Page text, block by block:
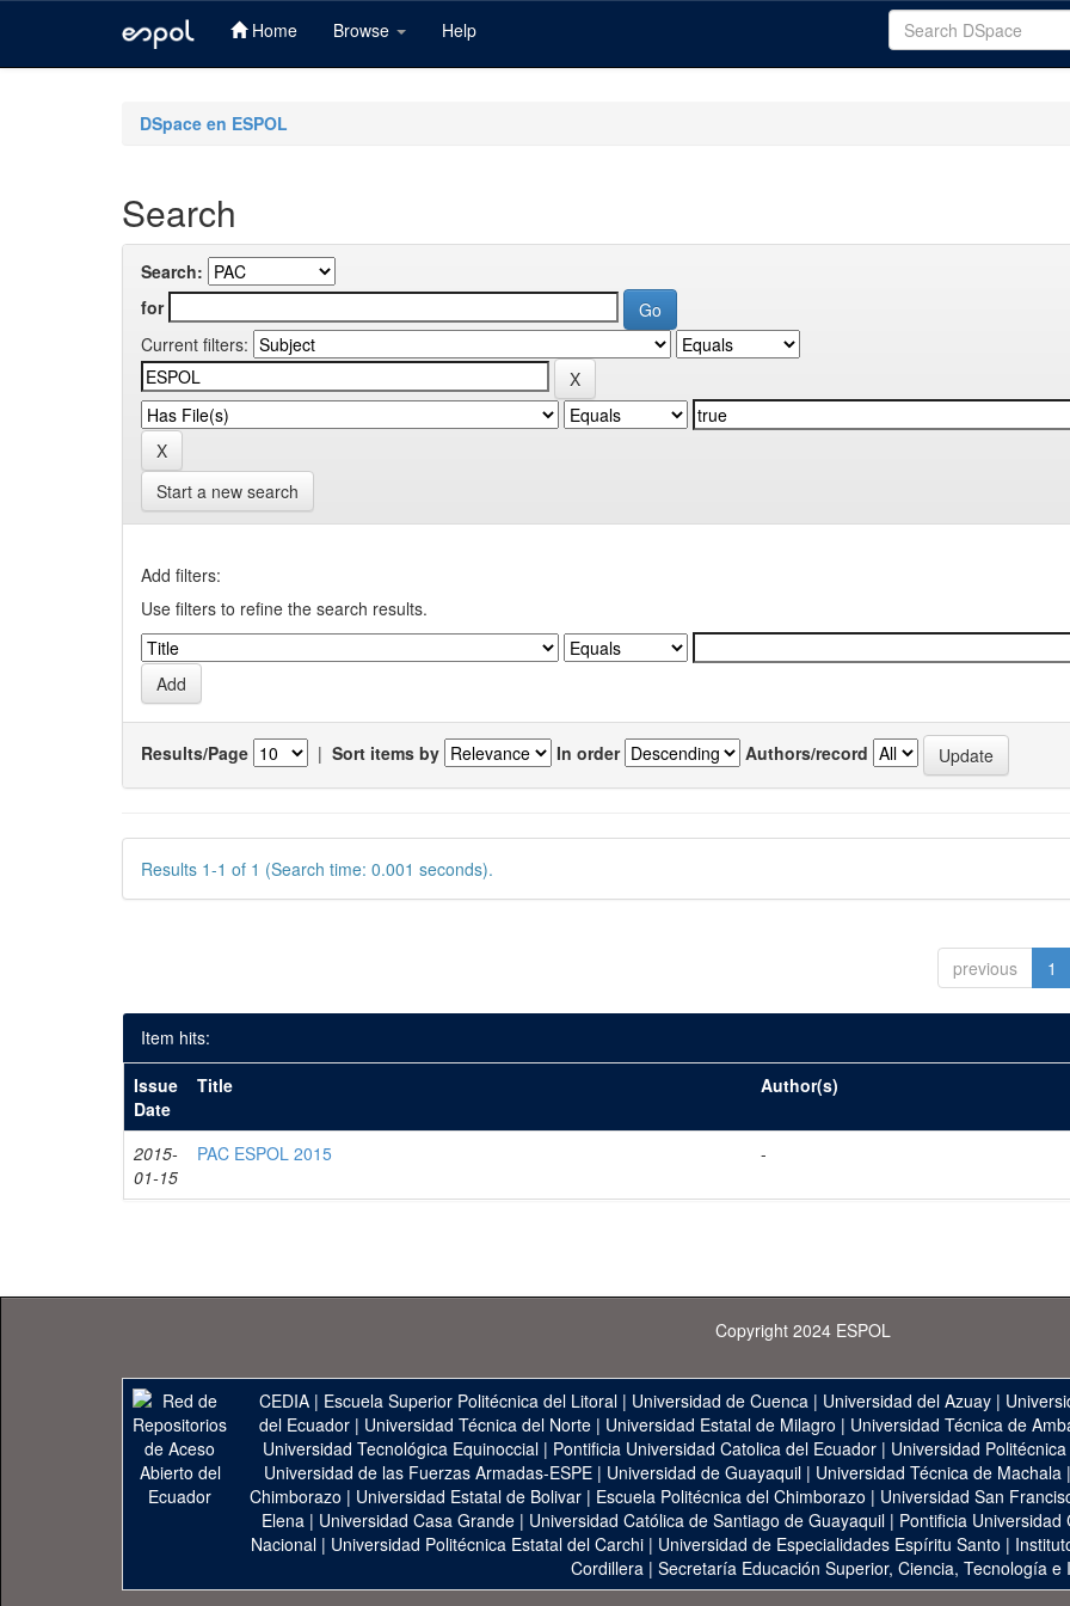
Home Browse Help
DSpace en ESPOL
Search
Search:
for
Current filters:
Start a new search
Add filters:
Use filters to refine the search results.
Results/Page | Sort items by In order Authors/record
Results 1-1 of 1 (Search time: 0.001 seconds).
previous 1
Item hits:
Issue
Date
Title Author(s)
2015-
01-15
PAC ESPOL 2015 -
Copyright 2024 ESPOL
CEDIA | Escuela Superior Politécnica del Litoral | Universidad de Cuenca | Universidad del Azuay |
del Ecuador| Universidad Técnica del Norte| Universidad Estatal de Milagro | Universidad Técnica de
Universidad Tecnológica Equinoccial| Pontificia Universidad Catolica del Ecuador| Universidad
Universidad de las Fuerzas Armadas-ESPE | Universidad de Guayaquil | Universidad Técnica de Machala
Chimborazo | Universidad Estatal de Bolivar| Escuela Politécnica del Chimborazo | Universidad San
Elena | Universidad Casa Grande | Universidad Católica de Santiago de Guayaquil | Pontificia
Nacional | Universidad Politécnica Estatal del Carchi | Universidad de Especialidades Espíritu Santo |
Cordillera| Secretaría Educación Superior, Ciencia, Tecnología e